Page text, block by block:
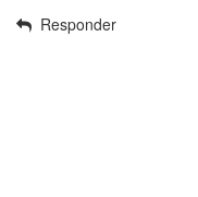
Responder